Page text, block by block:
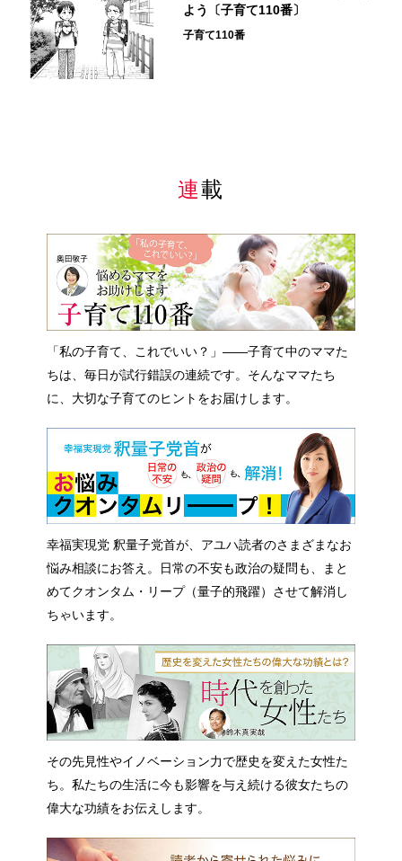
よう〔子育て110番〕
子育て110番
連載
「私の子育て、これでいい？」――子育て中のママた
ちは、毎日が試行錯誤の連続です。そんなママたち
に、大切な子育てのヒントをお届けします。
幸福実現党 釈量子党首が、アユハ読者のさまざまなお
悩み相談にお答え。日常の不安も政治の疑問も、まと
めてクオンタム・リープ（量子的飛躍）させて解消し
ちゃいます。
その先見性やイノベーション力で歴史を変えた女性た
ち。私たちの生活に今も影響を与え続ける彼女たちの
偉大な功績をお伝えします。